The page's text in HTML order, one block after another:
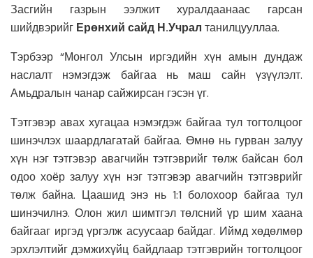
Засгийн газрын ээлжит хуралдаанаас гарсан
шийдвэрийг Ерөнхий сайд Н.Учрал танилцууллаа.
Тэрбээр “Монгол Улсын иргэдийн хүн амын дундаж
наслалт нэмэгдэж байгаа нь маш сайн үзүүлэлт.
Амьдралын чанар сайжирсан гэсэн үг.
Тэтгэвэр авах хугацаа нэмэгдэж байгаа тул тогтолцоог
шинэчлэх шаардлагатай байгаа. Өмнө нь гурван залуу
хүн нэг тэтгэвэр авагчийн тэтгэврийг төлж байсан бол
одоо хоёр залуу хүн нэг тэтгэвэр авагчийн тэтгэврийг
төлж байна. Цаашид энэ нь 1:1 болохоор байгаа тул
шинэчилнэ. Олон жил шимтгэл төлсний үр шим хаана
байгааг иргэд үргэлж асуусаар байдаг. Иймд хөдөлмөр
эрхлэлтийг дэмжихүйц байдлаар тэтгэврийн тогтолцоог